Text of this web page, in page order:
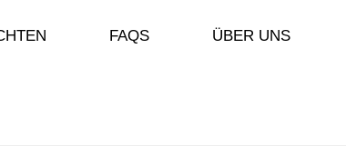
FAQS ÜBER UNS